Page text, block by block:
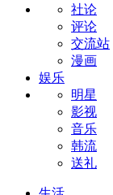
社论
评论
交流站
漫画
娱乐
明星
影视
音乐
韩流
送礼